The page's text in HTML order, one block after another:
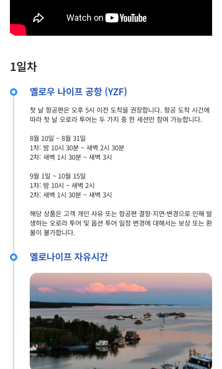
1일차
옐로우 나이프 공항 (YZF)
첫 날 항공편은 오후 5시 이전 도착을 권장합니다. 항공 도착 시간에
따라 첫 날 오로라 투어는 두 가지 중 한 세션만 참여 가능합니다.
8월 10일 – 8월 31일
1차: 밤 10시 30분 ~ 새벽 2시 30분
2차: 새벽 1시 30분 ~ 새벽 3시
9월 1일 ~ 10월 15일
1차: 밤 10시 ~ 새벽 2시
2차: 새벽 1시 30분 ~ 새벽 3시
해당 상품은 고객 개인 사유 또는 항공편 결항·지연·변경으로 인해 발
생하는 오로라 투어 및 옵션 투어 일정 변경에 대해서는 보상 또는 환
불이 불가합니다.
옐로나이프 자유시간